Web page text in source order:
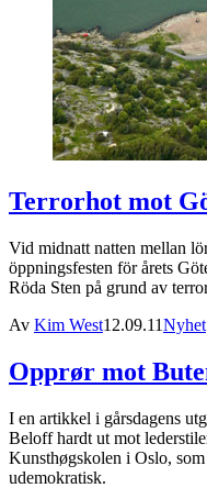
Terrorhot mot
Vid midnatt natten mellan
öppningsfesten för årets
Röda Sten på grund av
Av Kim West12.09.11Nyhet
Opprør mot
I en artikkel i gårsdagens
Beloff hardt ut mot
Kunsthøgskolen i Oslo,
udemokratisk.